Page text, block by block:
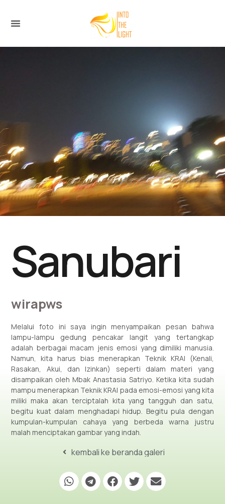
Sanubari
wirapws
Melalui foto ini saya ingin menyampaikan pesan bahwa
lampu-lampu gedung pencakar langit yang tertangkap
adalah berbagai macam jenis emosi yang dimiliki manusia.
Namun, kita harus bias menerapkan Teknik KRAI (Kenali,
Rasakan, Akui, dan Izinkan) seperti dalam materi yang
disampaikan oleh Mbak Anastasia Satriyo. Ketika kita sudah
mampu menerapkan Teknik KRAI pada emosi-emosi yang kita
miliki maka akan terciptalah kita yang tangguh dan satu,
begitu kuat dalam menghadapi hidup. Begitu pula dengan
kumpulan-kumpulan cahaya yang berbeda warna justru
malah menciptakan gambar yang indah.
kembali ke beranda galeri